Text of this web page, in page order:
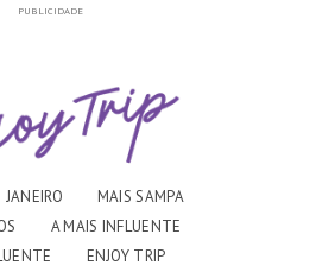
PUBLICIDADE
MAIS SAMPA
A MAIS INFLUENTE
ENJOY TRIP